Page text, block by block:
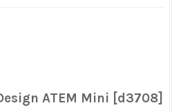
ATEM Mini [d3708]